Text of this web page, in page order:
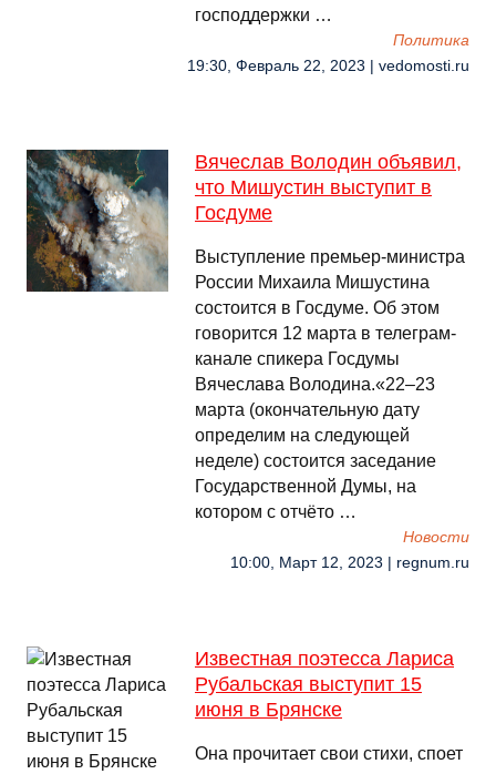
господдержки …
Политика
19:30, Февраль 22, 2023 | vedomosti.ru
Вячеслав Володин объявил,
что Мишустин выступит в
Госдуме
Выступление премьер-министра
России Михаила Мишустина
состоится в Госдуме. Об этом
говорится 12 марта в телеграм-
канале спикера Госдумы
Вячеслава Володина.«22–23
марта (окончательную дату
определим на следующей
неделе) состоится заседание
Государственной Думы, на
котором с отчёто …
Новости
10:00, Март 12, 2023 | regnum.ru
Известная поэтесса Лариса
Рубальская выступит 15
июня в Брянске
Она прочитает свои стихи, споет